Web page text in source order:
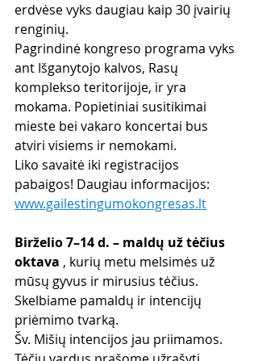
erdvėse vyks daugiau kaip 30 įvairių
renginių.
Pagrindinė kongreso programa vyks
ant Išganytojo kalvos, Rasų
komplekso teritorijoje, ir yra
mokama. Popietiniai susitikimai
mieste bei vakaro koncertai bus
atviri visiems ir nemokami.
Liko savaitė iki registracijos
pabaigos! Daugiau informacijos:
www.gailestingumokongresas.lt
Birželio 7–14 d. – maldų už tėčius
oktava , kurių metu melsimės už
mūsų gyvus ir mirusius tėčius.
Skelbiame pamaldų ir intencijų
priėmimo tvarką.
Šv. Mišių intencijos jau priimamos.